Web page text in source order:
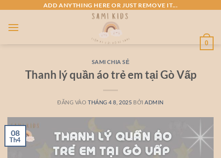
nội
dung
ADD ANYTHING HERE OR JUST REMOVE IT...
0
SAMI CHIA SẺ
Thanh lý quần áo trẻ em tại Gò Vấp
ĐĂNG VÀO THÁNG 4 8, 2025 BỞI ADMIN
08
Th4